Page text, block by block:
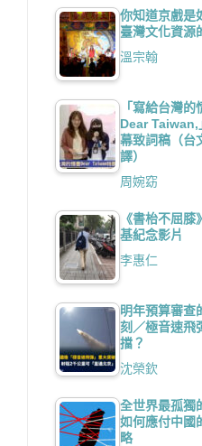
你知道京戲是
臺灣文化資源
溫宗翰
「寫給台灣的
Dear Taiwan,
幕致詞稿（台
譯）
周婉窈
《書枱不屈膝
基紀念影片
李惠仁
明年預算審查
刻／極音速飛
擋？
沈榮欽
全世界最孤獨
如何應付中國
略